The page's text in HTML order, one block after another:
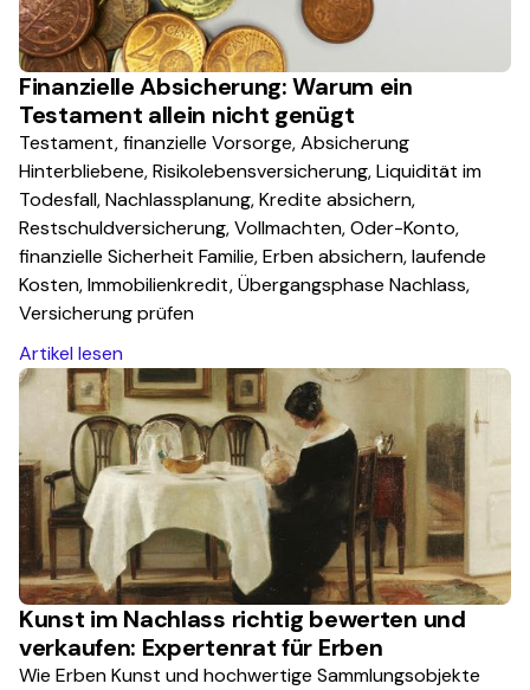
Finanzielle Absicherung: Warum ein
Testament allein nicht genügt
Testament, finanzielle Vorsorge, Absicherung
Hinterbliebene, Risikolebensversicherung, Liquidität im
Todesfall, Nachlassplanung, Kredite absichern,
Restschuldversicherung, Vollmachten, Oder-Konto,
finanzielle Sicherheit Familie, Erben absichern, laufende
Kosten, Immobilienkredit, Übergangsphase Nachlass,
Versicherung prüfen
Artikel lesen
Kunst im Nachlass richtig bewerten und
verkaufen: Expertenrat für Erben
Wie Erben Kunst und hochwertige Sammlungsobjekte